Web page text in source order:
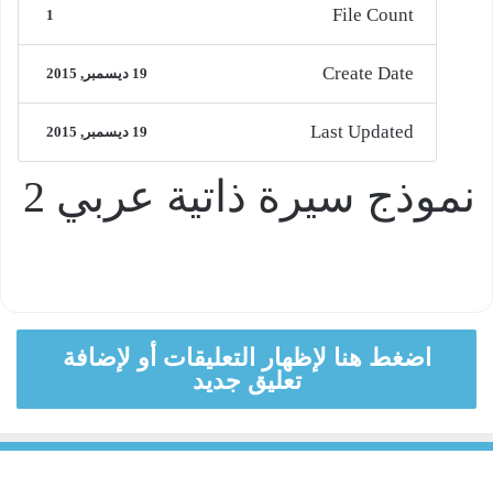
File Count
1
Create Date 19 ديسمبر, 2015
Last Updated 19 ديسمبر, 2015
نموذج سيرة ذاتية عربي 2
اضغط هنا لإظهار التعليقات أو لإضافة
تعليق جديد